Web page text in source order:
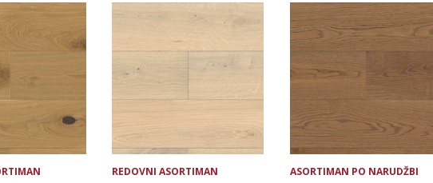
Vrsta asortimana
REDOVNI ASORTIMAN ASORTIMAN PO NARUDŽBI